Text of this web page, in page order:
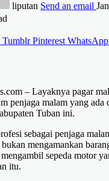
liputan Send an email
Tumblr Pinterest WhatsApp
– Layaknya pagar
penjaga malam yang ada
Tuban ini.
sebagai penjaga
mengamankan
sepeda motor
itu.